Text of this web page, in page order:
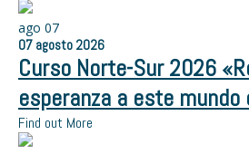
ago 07
07 agosto 2026
Curso Norte-Sur 2026
esperanza a este mundo
Find out More